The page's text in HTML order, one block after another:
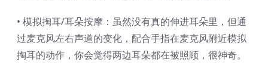
• 模拟掏耳/耳朵按摩：虽然没有真的伸进耳朵里，但通
过麦克风左右声道的变化，配合手指在麦克风附近模拟
掏耳的动作，你会觉得两边耳朵都在被照顾，很神奇。